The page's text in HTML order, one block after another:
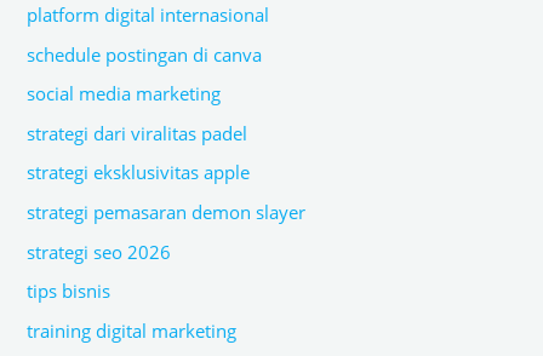
platform digital internasional
schedule postingan di canva
social media marketing
strategi dari viralitas padel
strategi eksklusivitas apple
strategi pemasaran demon slayer
strategi seo 2026
tips bisnis
training digital marketing